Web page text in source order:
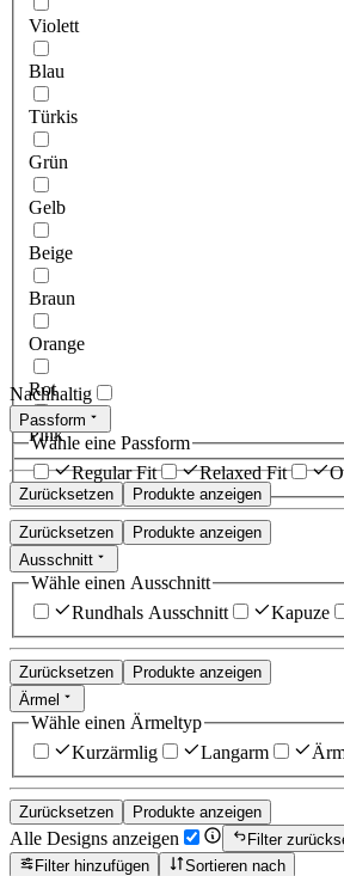
Violett
Blau
Türkis
Grün
Gelb
Beige
Braun
Orange
Rot
Pink
Zurücksetzen Produkte anzeigen
Nachhaltig
Passform
Wähle eine Passform
Regular Fit
Relaxed Fit
Zurücksetzen
Produkte anzeigen
Ausschnitt
Wähle einen Ausschnitt
Rundhals Ausschnitt
Kapuze
Zurücksetzen
Produkte anzeigen
Ärmel
Wähle einen Ärmeltyp
Kurzärmlig
Langarm
Zurücksetzen Produkte anzeigen
Alle Designs anzeigen
Filter
Filter hinzufügen
Sortieren nach